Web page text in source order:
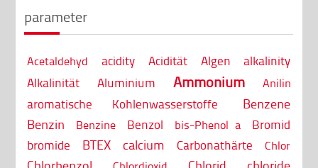
parameter
Acetaldehyd acidity Acidität Algen
alkalinity
Alkalinität
Aluminium Ammonium Anilin
aromatische Kohlenwasserstoffe
Benzene
Benzin
Benzine Benzol bis-Phenol a
Bromid
bromide
BTEX calcium Carbonathärte Chlor